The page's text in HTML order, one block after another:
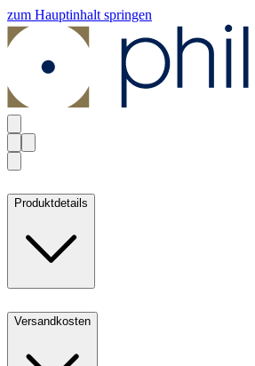
zum Hauptinhalt springen
Produktdetails
Versandkosten